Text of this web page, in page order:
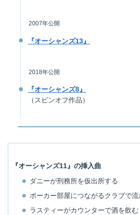
2007年公開
『オーシャンズ13』
2018年公開
『オーシャンズ8』
（スピンオフ作品）
『オーシャンズ11』の挿入曲
ダニーが刑務所を仮出所する
ポーカー部屋につながるクラブで流
ラスティーがカウンターで酒を飲む